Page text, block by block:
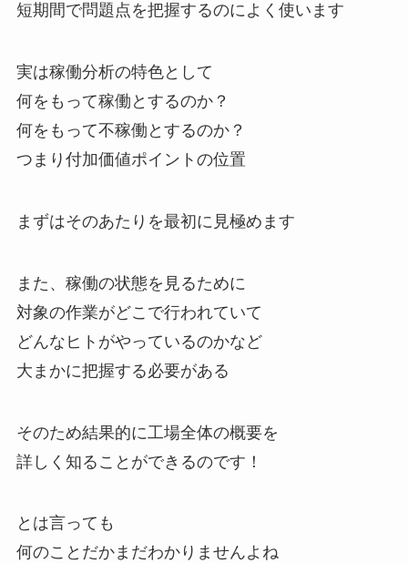
短期間で問題点を把握するのによく使います
実は稼働分析の特色として
何をもって稼働とするのか？
何をもって不稼働とするのか？
つまり付加価値ポイントの位置
まずはそのあたりを最初に見極めます
また、稼働の状態を見るために
対象の作業がどこで行われていて
どんなヒトがやっているのかなど
大まかに把握する必要がある
そのため結果的に工場全体の概要を
詳しく知ることができるのです！
とは言っても
何のことだかまだわかりませんよね